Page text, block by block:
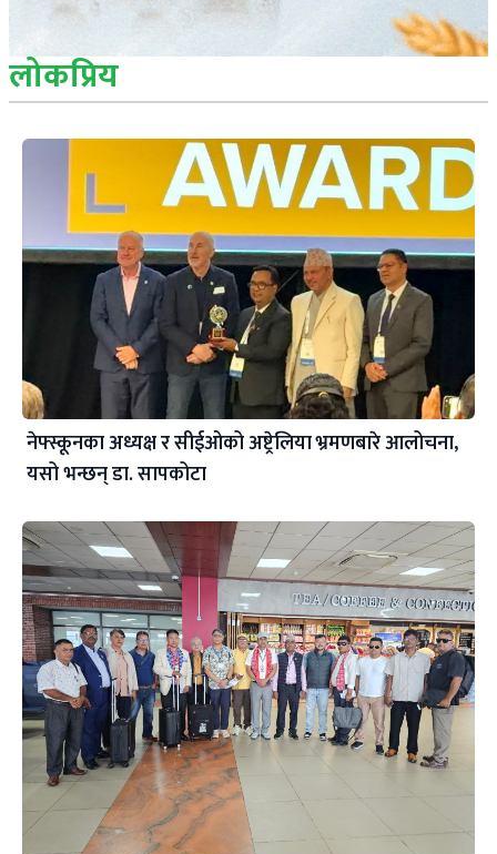
लोकप्रिय
नेफ्स्कूनका अध्यक्ष र सीईओको अष्ट्रेलिया भ्रमणबारे आलोचना,
यसो भन्छन् डा‍. सापकोटा